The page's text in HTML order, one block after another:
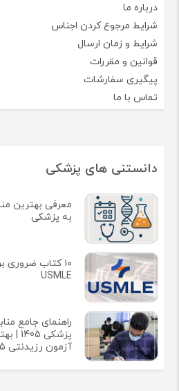
درباره ما
شرایط مرجوع کردن اجناس
شرایط و زمان ارسال
قوانین و مقررات
پیگیری سفارشات
تماس با ما
دانستنی های پزشکی
معرفی بهترین
به پزشکی
۱۰ کتاب ضروری
USMLE
راهنمای جامع
آزمون رزیدنتی 2025